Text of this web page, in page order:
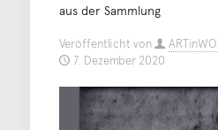
aus der Sammlung
Veröffentlicht von
7. Dezember 2020